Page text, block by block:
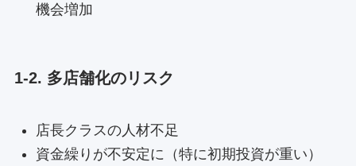
機会増加
1-2. 多店舗化のリスク
店長クラスの人材不足
資金繰りが不安定に（特に初期投資が重い）